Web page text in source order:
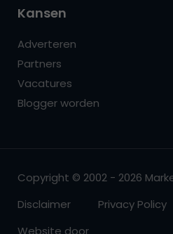
Kansen
Adverteren
Partners
Vacatures
Blogger worden
Copyright © 2002 - 2026
Disclaimer
Privacy Policy
Website door